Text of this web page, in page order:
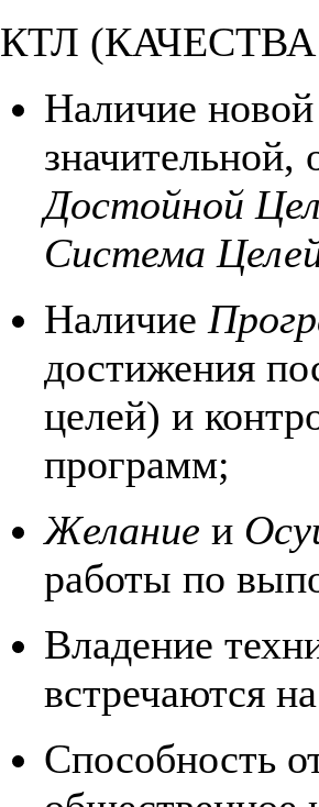
КТЛ
Наличие
значительной,
Достойной
Система
Наличие
достижения
целей) и
программ;
Желание и
работы по
Владение
встречаются
Способность